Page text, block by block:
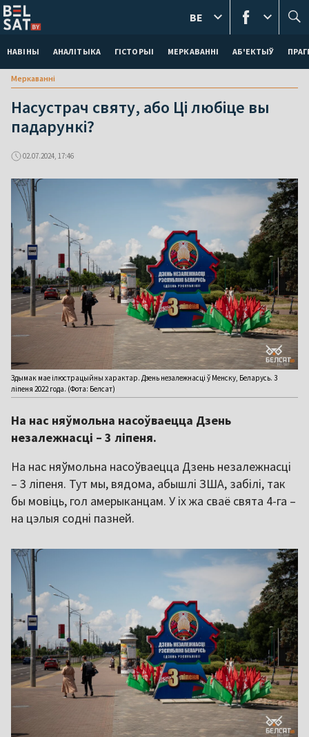
НАВІНЫ АНАЛІТЫКА ГІСТОРЫІ МЕРКАВАННI АБ'ЕКТЫЎ
BE
Меркаваннi
Насустрач святу, або Ці любіце вы
падарункі?
02.07.2024, 17:46
Здымак мае ілюстрацыйны характар. Дзень незалежнасці ў Менску, Беларусь. 3
ліпеня 2022 года. (Фота: Белсат)
На нас няўмольна насоўваецца Дзень
незалежнасці – 3 ліпеня.
На нас няўмольна насоўваецца Дзень незалежнасці
– 3 ліпеня. Тут мы, вядома, абышлі ЗША, забілі, так
бы мовіць, гол амерыканцам. У іх жа сваё свята 4-га –
на цэлыя содні пазней.